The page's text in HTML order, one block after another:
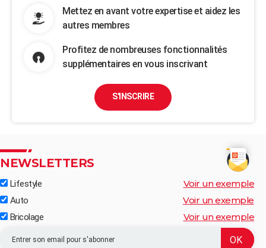
Mettez en avant votre expertise et aidez les
autres membres
Profitez de nombreuses fonctionnalités
supplémentaires en vous inscrivant
S'INSCRIRE
NEWSLETTERS
Lifestyle Voir un exemple
Auto Voir un exemple
Bricolage Voir un exemple